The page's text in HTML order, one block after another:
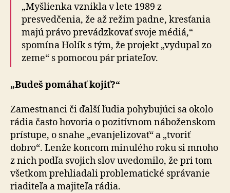
„Myšlienka vznikla v lete 1989 z
presvedčenia, že až režim padne, kresťania
majú právo prevádzkovať svoje médiá,“
spomína Holík s tým, že projekt „vydupal zo
zeme“ s pomocou pár priateľov.
„Budeš pomáhať kojiť?“
Zamestnanci či ďalší ľudia pohybujúci sa okolo
rádia často hovoria o pozitívnom náboženskom
prístupe, o snahe „evanjelizovať“ a „tvoriť
dobro“. Lenže koncom minulého roku si mnoho
z nich podľa svojich slov uvedomilo, že pri tom
všetkom prehliadali problematické správanie
riaditeľa a majiteľa rádia.